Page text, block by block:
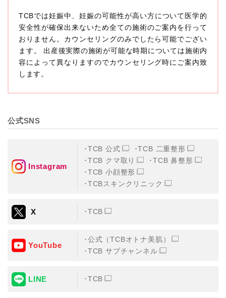
本プライバシーポリシーにおいて「個人情報」とは、生
存する個人に関する情報であって、当該情報に含まれる
氏名、生年月日その他の記述等により特定の個人を識別
できるもの又は個人識別符号（個人情報保護委員会の政
令に準じます。）が含まれるものをいいます。
収集した患者様に関する情報には、単独のままでは特定
の個人を識別できない情報もありますが、他の情報と組
み合わせることにより特定の個人を識別できる場合、か
に扱うものとします。
TCBグループが【利用目的】に定める目的を達成するた
めに取得する情報には、次のものが含まれます（以下①
①TCBグループが患者様から取得する情報
・氏名、生年月日、メールアドレス、電話番号
②TCBグループが各種サービスの利用に関連して取得す
る情報
・患者様がご利用になった各種サービスの内容、ご利用
日時、閲覧履歴等に関連する情報
（これには、Cookie情報、アクセスログ等の利用状況に
③TCBグループが第三者から間接的に収集する情報
TCBでは妊娠中、妊娠の可能性が高い方について医学的
安全性が確保出来ないため全ての施術のご案内を行って
おりません。カウンセリングのみでしたら可能でござい
ます。 出産後実際の施術が可能な時期については施術内
容によって異なりますのでカウンセリング時にご案内致
します。
公式SNS
Instagram
TCB 公式
TCB 二重整形
TCB クマ取り
TCB 鼻整形
TCB 小顔整形
TCBスキンクリニック
X TCB
YouTube
公式（TCBオトナ美肌）
TCB サブチャンネル
LINE TCB